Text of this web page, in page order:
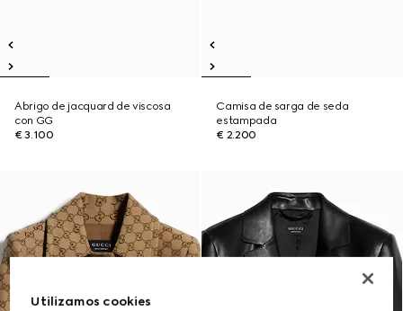
Abrigo de jacquard de viscosa
con GG
€ 3.100
Camisa de sarga de seda
estampada
€ 2.200
Utilizamos cookies